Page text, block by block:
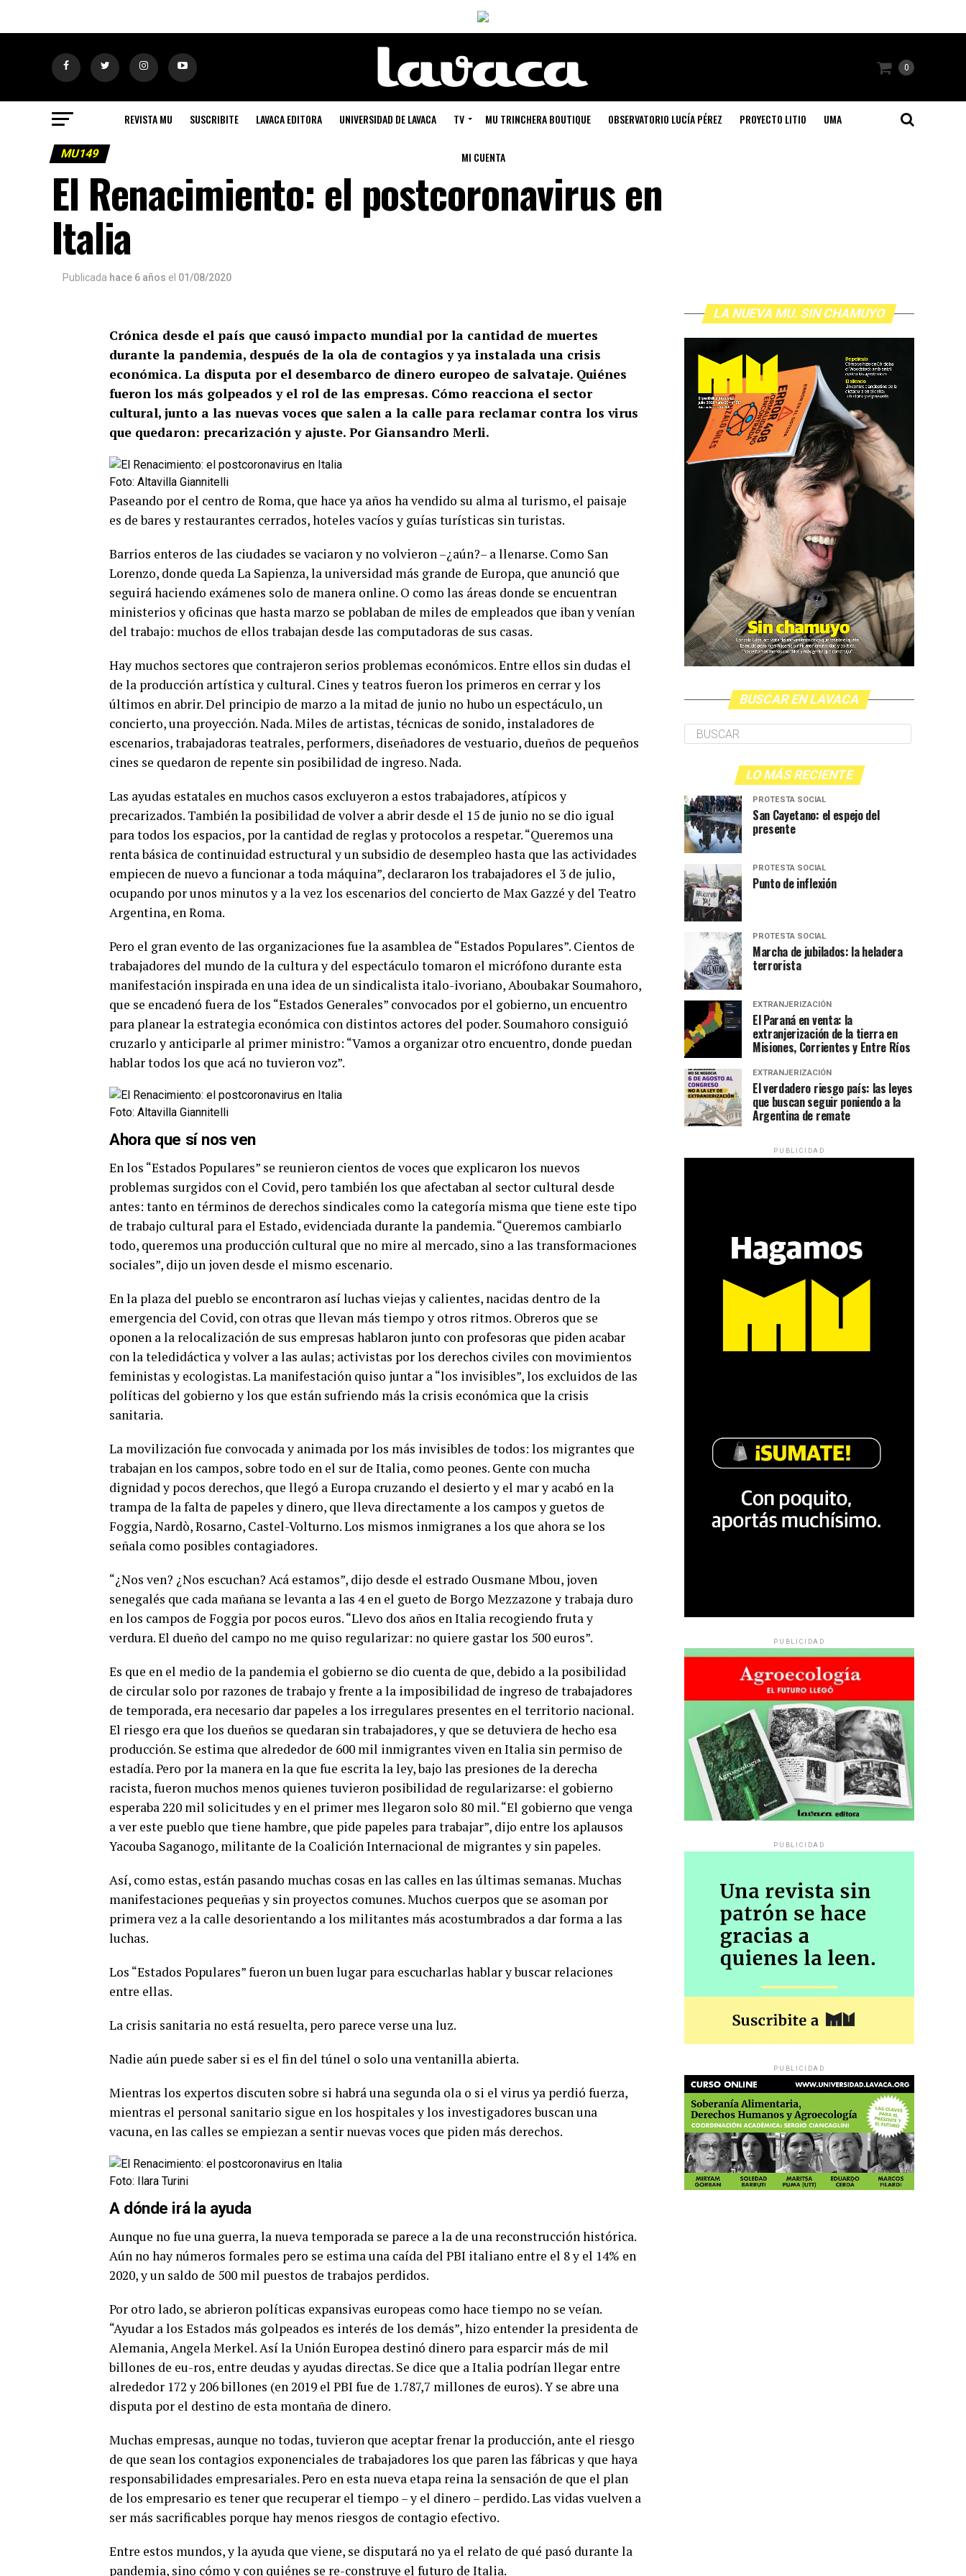
0
REVISTA MU SUSCRIBITE LAVACA EDITORA UNIVERSIDAD DE LAVACA TV MU TRINCHERA BOUTIQUE OBSERVATORIO LUCÍA PÉREZ PROYECTO LITIO UMA
MI CUENTA
MU149
El Renacimiento: el postcoronavirus en
Italia
Publicada hace 6 años el 01/08/2020
Crónica desde el país que causó impacto mundial por la cantidad de muertes
durante la pandemia, después de la ola de contagios y ya instalada una crisis
económica. La disputa por el desembarco de dinero europeo de salvataje. Quiénes
fueron los más golpeados y el rol de las empresas. Cómo reacciona el sector
cultural, junto a las nuevas voces que salen a la calle para reclamar contra los virus
que quedaron: precarización y ajuste. Por Giansandro Merli.
Foto: Altavilla Giannitelli
Paseando por el centro de Roma, que hace ya años ha vendido su alma al turismo, el paisaje
es de bares y restaurantes cerrados, hoteles vacíos y guías turísticas sin turistas.
Barrios enteros de las ciudades se vaciaron y no volvieron –¿aún?– a llenarse. Como San
Lorenzo, donde queda La Sapienza, la universidad más grande de Europa, que anunció que
seguirá haciendo exámenes solo de manera online. O como las áreas donde se encuentran
ministerios y oficinas que hasta marzo se poblaban de miles de empleados que iban y venían
del trabajo: muchos de ellos trabajan desde las computadoras de sus casas.
Hay muchos sectores que contrajeron serios problemas económicos. Entre ellos sin dudas el
de la producción artística y cultural. Cines y teatros fueron los primeros en cerrar y los
últimos en abrir. Del principio de marzo a la mitad de junio no hubo un espectáculo, un
concierto, una proyección. Nada. Miles de artistas, técnicas de sonido, instaladores de
escenarios, trabajadoras teatrales, performers, diseñadores de vestuario, dueños de pequeños
cines se quedaron de repente sin posibilidad de ingreso. Nada.
Las ayudas estatales en muchos casos excluyeron a estos trabajadores, atípicos y
precarizados. También la posibilidad de volver a abrir desde el 15 de junio no se dio igual
para todos los espacios, por la cantidad de reglas y protocolos a respetar. “Queremos una
renta básica de continuidad estructural y un subsidio de desempleo hasta que las actividades
empiecen de nuevo a funcionar a toda máquina”, declararon los trabajadores el 3 de julio,
ocupando por unos minutos y a la vez los escenarios del concierto de Max Gazzé y del Teatro
Argentina, en Roma.
Pero el gran evento de las organizaciones fue la asamblea de “Estados Populares”. Cientos de
trabajadores del mundo de la cultura y del espectáculo tomaron el micrófono durante esta
manifestación inspirada en una idea de un sindicalista italo-ivoriano, Aboubakar Soumahoro,
que se encadenó fuera de los “Estados Generales” convocados por el gobierno, un encuentro
para planear la estrategia económica con distintos actores del poder. Soumahoro consiguió
cruzarlo y anticiparle al primer ministro: “Vamos a organizar otro encuentro, donde puedan
hablar todos los que acá no tuvieron voz”.
Foto: Altavilla Giannitelli
Ahora que sí nos ven
En los “Estados Populares” se reunieron cientos de voces que explicaron los nuevos
problemas surgidos con el Covid, pero también los que afectaban al sector cultural desde
antes: tanto en términos de derechos sindicales como la categoría misma que tiene este tipo
de trabajo cultural para el Estado, evidenciada durante la pandemia. “Queremos cambiarlo
todo, queremos una producción cultural que no mire al mercado, sino a las transformaciones
sociales”, dijo un joven desde el mismo escenario.
En la plaza del pueblo se encontraron así luchas viejas y calientes, nacidas dentro de la
emergencia del Covid, con otras que llevan más tiempo y otros ritmos. Obreros que se
oponen a la relocalización de sus empresas hablaron junto con profesoras que piden acabar
con la teledidáctica y volver a las aulas; activistas por los derechos civiles con movimientos
feministas y ecologistas. La manifestación quiso juntar a “los invisibles”, los excluidos de las
políticas del gobierno y los que están sufriendo más la crisis económica que la crisis
sanitaria.
La movilización fue convocada y animada por los más invisibles de todos: los migrantes que
trabajan en los campos, sobre todo en el sur de Italia, como peones. Gente con mucha
dignidad y pocos derechos, que llegó a Europa cruzando el desierto y el mar y acabó en la
trampa de la falta de papeles y dinero, que lleva directamente a los campos y guetos de
Foggia, Nardò, Rosarno, Castel-Volturno. Los mismos inmigranes a los que ahora se los
señala como posibles contagiadores.
“¿Nos ven? ¿Nos escuchan? Acá estamos”, dijo desde el estrado Ousmane Mbou, joven
senegalés que cada mañana se levanta a las 4 en el gueto de Borgo Mezzazone y trabaja duro
en los campos de Foggia por pocos euros. “Llevo dos años en Italia recogiendo fruta y
verdura. El dueño del campo no me quiso regularizar: no quiere gastar los 500 euros”.
Es que en el medio de la pandemia el gobierno se dio cuenta de que, debido a la posibilidad
de circular solo por razones de trabajo y frente a la imposibilidad de ingreso de trabajadores
de temporada, era necesario dar papeles a los irregulares presentes en el territorio nacional.
El riesgo era que los dueños se quedaran sin trabajadores, y que se detuviera de hecho esa
producción. Se estima que alrededor de 600 mil inmigrantes viven en Italia sin permiso de
estadía. Pero por la manera en la que fue escrita la ley, bajo las presiones de la derecha
racista, fueron muchos menos quienes tuvieron posibilidad de regularizarse: el gobierno
esperaba 220 mil solicitudes y en el primer mes llegaron solo 80 mil. “El gobierno que venga
a ver este pueblo que tiene hambre, que pide papeles para trabajar”, dijo entre los aplausos
Yacouba Saganogo, militante de la Coalición Internacional de migrantes y sin papeles.
Así, como estas, están pasando muchas cosas en las calles en las últimas semanas. Muchas
manifestaciones pequeñas y sin proyectos comunes. Muchos cuerpos que se asoman por
primera vez a la calle desorientando a los militantes más acostumbrados a dar forma a las
luchas.
Los “Estados Populares” fueron un buen lugar para escucharlas hablar y buscar relaciones
entre ellas.
La crisis sanitaria no está resuelta, pero parece verse una luz.
Nadie aún puede saber si es el fin del túnel o solo una ventanilla abierta.
Mientras los expertos discuten sobre si habrá una segunda ola o si el virus ya perdió fuerza,
mientras el personal sanitario sigue en los hospitales y los investigadores buscan una
vacuna, en las calles se empiezan a sentir nuevas voces que piden más derechos.
Foto: Ilara Turini
A dónde irá la ayuda
Aunque no fue una guerra, la nueva temporada se parece a la de una reconstrucción histórica.
Aún no hay números formales pero se estima una caída del PBI italiano entre el 8 y el 14% en
2020, y un saldo de 500 mil puestos de trabajos perdidos.
Por otro lado, se abrieron políticas expansivas europeas como hace tiempo no se veían.
“Ayudar a los Estados más golpeados es interés de los demás”, hizo entender la presidenta de
Alemania, Angela Merkel. Así la Unión Europea destinó dinero para esparcir más de mil
billones de eu-ros, entre deudas y ayudas directas. Se dice que a Italia podrían llegar entre
alrededor 172 y 206 billones (en 2019 el PBI fue de 1.787,7 millones de euros). Y se abre una
disputa por el destino de esta montaña de dinero.
Muchas empresas, aunque no todas, tuvieron que aceptar frenar la producción, ante el riesgo
de que sean los contagios exponenciales de trabajadores los que paren las fábricas y que haya
responsabilidades empresariales. Pero en esta nueva etapa reina la sensación de que el plan
de los empresario es tener que recuperar el tiempo – y el dinero – perdido. Las vidas vuelven a
ser más sacrificables porque hay menos riesgos de contagio efectivo.
Entre estos mundos, y la ayuda que viene, se disputará no ya el relato de qué pasó durante la
pandemia, sino cómo y con quiénes se re-construye el futuro de Italia.
LA NUEVA MU. SIN CHAMUYO
BUSCAR EN LAVACA
LO MÁS RECIENTE
PROTESTA SOCIAL
San Cayetano: el espejo del
presente
PROTESTA SOCIAL
Punto de inflexión
PROTESTA SOCIAL
Marcha de jubilados: la heladera
terrorista
EXTRANJERIZACIÓN
El Paraná en venta: la
extranjerización de la tierra en
Misiones, Corrientes y Entre Ríos
EXTRANJERIZACIÓN
El verdadero riesgo país: las leyes
que buscan seguir poniendo a la
Argentina de remate
PUBLICIDAD
PUBLICIDAD
PUBLICIDAD
PUBLICIDAD